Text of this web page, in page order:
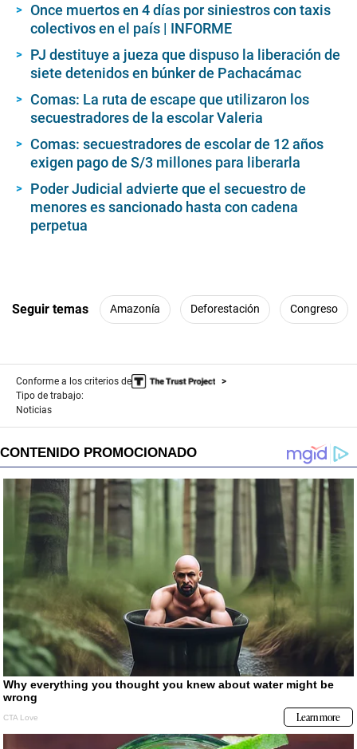
Once muertos en 4 días por siniestros con taxis
colectivos en el país | INFORME
PJ destituye a jueza que dispuso la liberación de
siete detenidos en búnker de Pachacámac
Comas: La ruta de escape que utilizaron los
secuestradores de la escolar Valeria
Comas: secuestradores de escolar de 12 años
exigen pago de S/3 millones para liberarla
Poder Judicial advierte que el secuestro de
menores es sancionado hasta con cadena
perpetua
Seguir temas Amazonía Deforestación Congreso
Conforme a los criterios de
Tipo de trabajo:
Noticias